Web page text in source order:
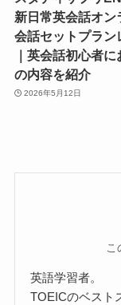
新日常英会話オン
会話セットプラン
｜英会話初心者
の内容を紹介
2026年5月12日
こ
英語学習者。
TOEICのベスト